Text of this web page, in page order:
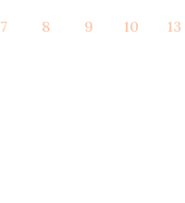
Tham vấn Interlink
7 8 9 10 13